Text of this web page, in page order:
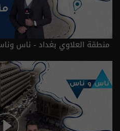
منطقة العلاوي بغداد - ناس وناس م٩ - الحلقة ٨٨ |